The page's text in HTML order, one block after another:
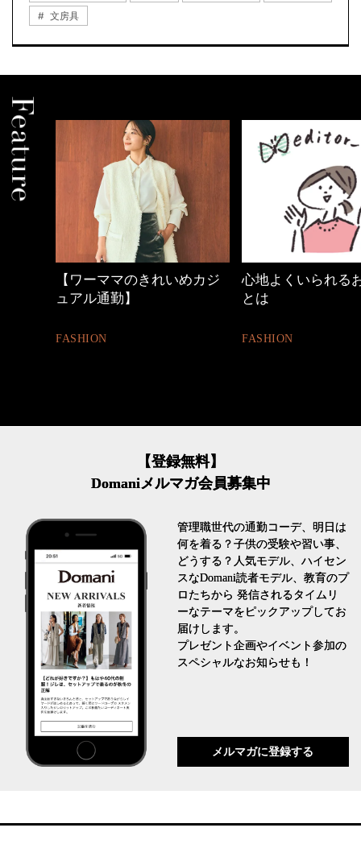
文房具
心地よくいられるおしゃれ
とは
FASHION
優木まおみさん「
割。」
LIFESTYLE
【登録無料】
Domaniメルマガ会員募集中
管理職世代の通勤コーデ、明日は
何を着る？子供の受験や習い事、
どうする？人気モデル、ハイセン
スなDomani読者モデル、教育のプ
ロたちから 発信されるタイムリ
ーなテーマをピックアップしてお
届けします。
プレゼント企画やイベント参加の
スペシャルなお知らせも！
メルマガに登録する